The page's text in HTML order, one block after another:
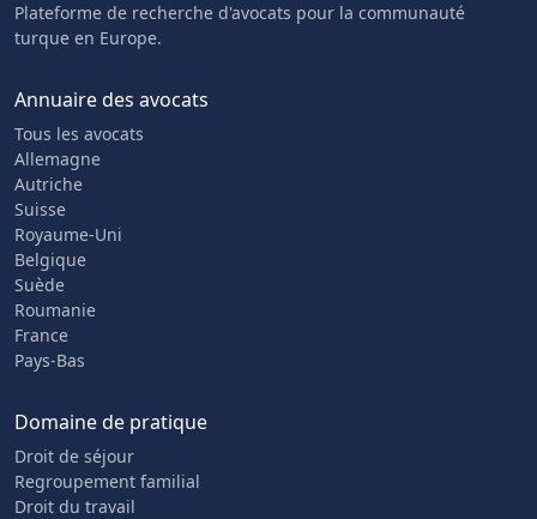
Plateforme de recherche d'avocats pour la communauté
turque en Europe.
Annuaire des avocats
Tous les avocats
Allemagne
Autriche
Suisse
Royaume-Uni
Belgique
Suède
Roumanie
France
Pays-Bas
Domaine de pratique
Droit de séjour
Regroupement familial
Droit du travail